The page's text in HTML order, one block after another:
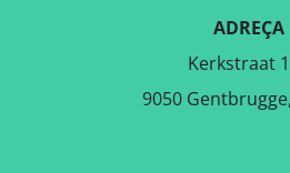
ADREÇA
Kerkstraat
9050